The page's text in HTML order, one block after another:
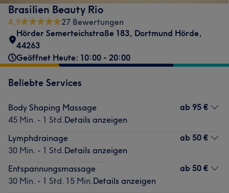
Brasilien Beauty Rio
4,9
27 Bewertungen
Hörder Semerteichstraße 183, Dortmund Hörde,
44263
Geöffnet Heute: 10:00 - 20:00
Beliebte Services
Body Shaping Massage
45 Min. - 1 Std.Details anzeigen
ab 95 €
Lymphdrainage
30 Min. - 1 Std.Details anzeigen
ab 50 €
Entspannungsmassage
30 Min. - 1 Std. 15 Min.Details anzeigen
ab 50 €